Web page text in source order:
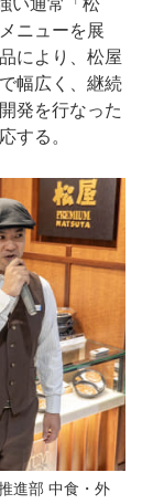
ニューを展
により、松屋
幅広く、継続
発を行なった
する。
進部 中食・外